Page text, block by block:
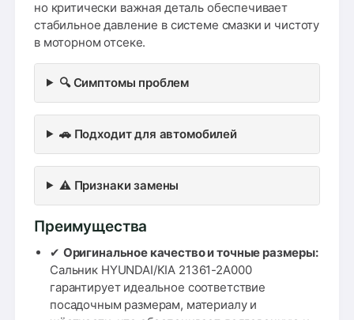
но критически важная деталь обеспечивает
стабильное давление в системе смазки и чистоту
в моторном отсеке.
🔍 Симптомы проблем
🚗 Подходит для автомобилей
⚠️ Признаки замены
Преимущества
✔ Оригинальное качество и точные размеры:
Сальник HYUNDAI/KIA 21361-2A000
гарантирует идеальное соответствие
посадочным размерам, материалу и